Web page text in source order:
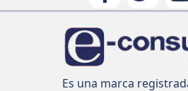
Es una marca